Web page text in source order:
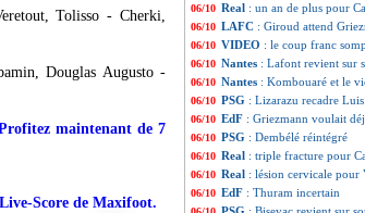
Tolisso - Cherki,
Douglas Augusto -
maintenant de 7
Score de Maxifoot.
06/10 Real : un an de plus pour
06/10 LAFC : Giroud attend
06/10 VIDEO : le coup franc
06/10 Nantes : Lafont revient sur
06/10 Nantes : Kombouaré et le
06/10 PSG : Lizarazu recadre
06/10 EdF : Griezmann voulait
06/10 PSG : Dembélé réintégré
06/10 Real : triple fracture pour
06/10 Real : lésion cervicale pour
06/10 EdF : Thuram incertain